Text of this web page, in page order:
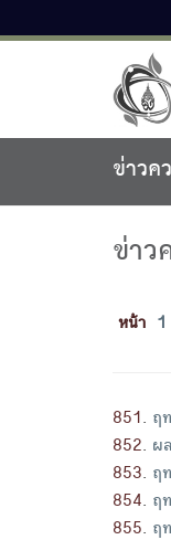
ข่าวค
ข่าว
หน้า 1
851. ฤ
852. ผ
853. ฤ
854. ฤ
855. ฤ